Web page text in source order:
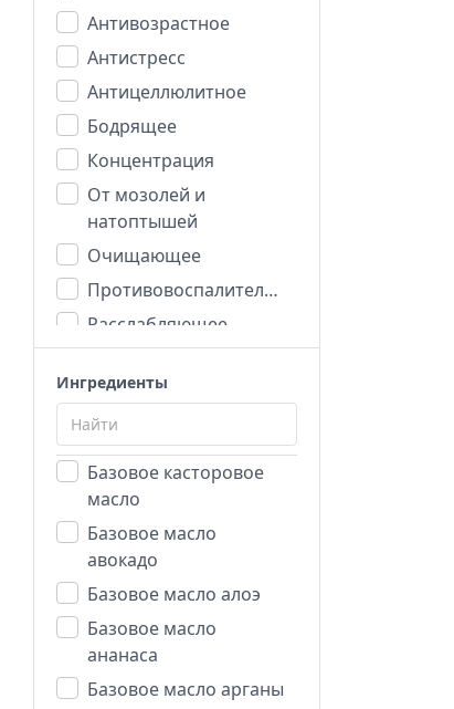
Антивозрастное
Антистресс
Антицеллюлитное
Бодрящее
Концентрация
От мозолей и
натоптышей
Очищающее
Противовоспалительное
Расслабляющее
Романтика
Увлажняющее
Ингредиенты
Базовое касторовое
масло
Базовое масло
авокадо
Базовое масло алоэ
Базовое масло
ананаса
Базовое масло арганы